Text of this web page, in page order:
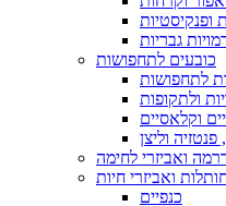
ופנקיסטיות
גבריות
כובעים לתחפושות
לתחפושות
ולתקופות
וקלאסיים
וליצן
ואביזרי לחימה
ואביזרי חיות
כנפיים